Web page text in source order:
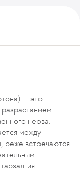
— это
разрастанием
нерва.
между
реже встречаются